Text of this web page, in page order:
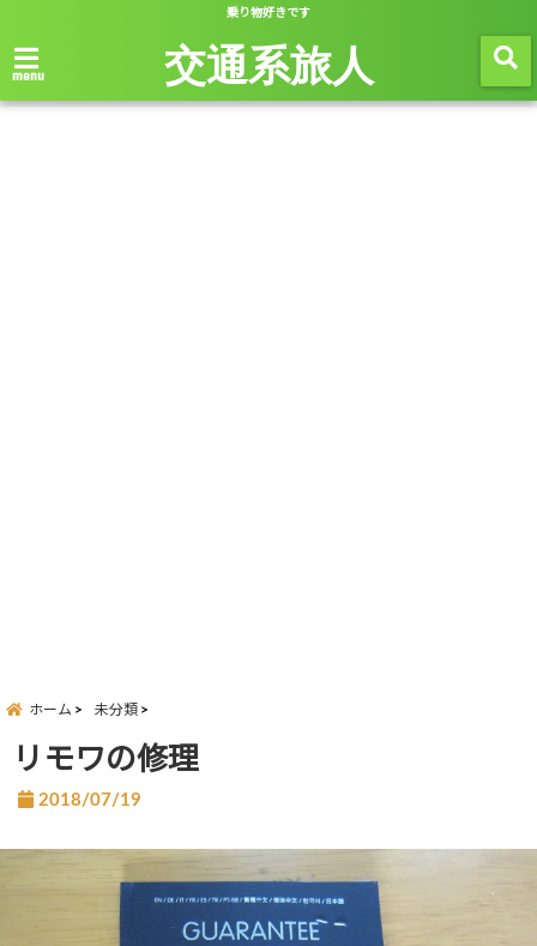
乗り物好きです
menu 交通系旅人
ホーム 未分類
リモワの修理
2018/07/19